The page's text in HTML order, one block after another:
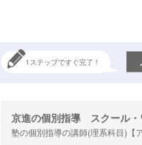
1ステップですぐ完了！
京進の個別指導 スクール
塾の個別指導の講師(理系科目)【